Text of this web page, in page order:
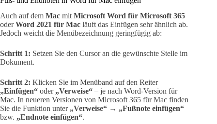
Auch auf dem Mac mit Microsoft Word für Microsoft 365
oderWord 2021 für Mac läuft das Einfügen sehr ähnlich ab.
Jedoch weicht die Menübezeichnung geringfügig ab:
Schritt 1: Setzen Sie den Cursor an die gewünschte Stelle im
Dokument.
Schritt 2: Klicken Sie im Menüband auf den Reiter
„Einfügen“ oder „Verweise“ – je nach Word-Version für
Mac. In neueren Versionen von Microsoft 365 für Mac finden
Sie die Funktion unter „Verweise“ → „Fußnote einfügen“
bzw. „Endnote einfügen“.